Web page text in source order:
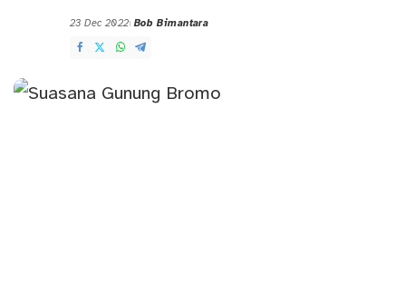
23 Dec 2022
Posted
by
Bob Bimantara